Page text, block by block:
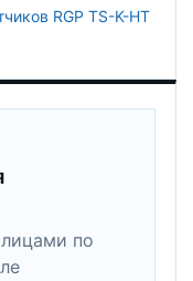
RGP TS-K-HT
по